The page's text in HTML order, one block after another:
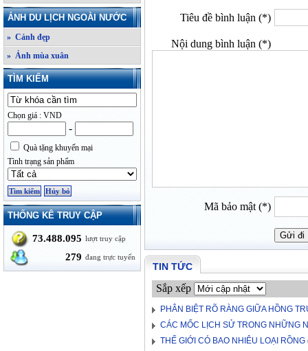
ẢNH DU LỊCH NGOÀI NƯỚC
» Cảnh đẹp
» Ảnh mùa xuân
TÌM KIẾM
Chọn giá : VND
-
Quà tặng khuyến mại
Tình trạng sản phẩm
THỐNG KÊ TRUY CẬP
73.488.095 lượt truy cập
279 đang trực tuyến
Tiêu đề bình luận (*)
Nội dung bình luận (*)
Mã bảo mật (*)
TIN TỨC
Sắp xếp
PHÂN BIỆT RÕ RÀNG GIỮA HỒNG
CÁC MỐC LỊCH SỬ TRONG NHỮNG
THẾ GIỚI CÓ BAO NHIÊU LOẠI RỒNG